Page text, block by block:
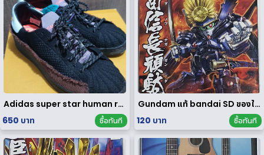
Adidas super star human race limited edition
650 บาท
ซื้อทันที
Gundam แท้ bandai SD ของใหม่
120 บาท
ซื้อทันที